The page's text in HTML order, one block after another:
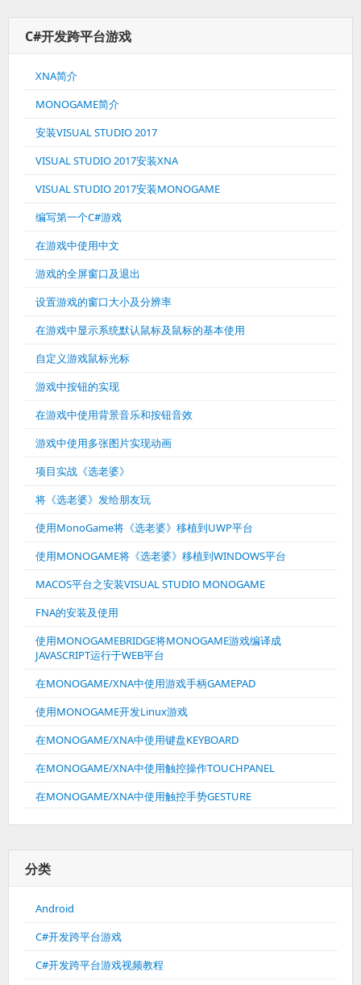
C#开发跨平台游戏
XNA简介
MONOGAME简介
安装VISUAL STUDIO 2017
VISUAL STUDIO 2017安装XNA
VISUAL STUDIO 2017安装MONOGAME
编写第一个C#游戏
在游戏中使用中文
游戏的全屏窗口及退出
设置游戏的窗口大小及分辨率
在游戏中显示系统默认鼠标及鼠标的基本使用
自定义游戏鼠标光标
游戏中按钮的实现
在游戏中使用背景音乐和按钮音效
游戏中使用多张图片实现动画
项目实战《选老婆》
将《选老婆》发给朋友玩
使用MonoGame将《选老婆》移植到UWP平台
使用MONOGAME将《选老婆》移植到WINDOWS平台
MACOS平台之安装VISUAL STUDIO MONOGAME
FNA的安装及使用
使用MONOGAMEBRIDGE将MONOGAME游戏编译成
JAVASCRIPT运行于WEB平台
在MONOGAME/XNA中使用游戏手柄GAMEPAD
使用MONOGAME开发Linux游戏
在MONOGAME/XNA中使用键盘KEYBOARD
在MONOGAME/XNA中使用触控操作TOUCHPANEL
在MONOGAME/XNA中使用触控手势GESTURE
分类
Android
C#开发跨平台游戏
C#开发跨平台游戏视频教程